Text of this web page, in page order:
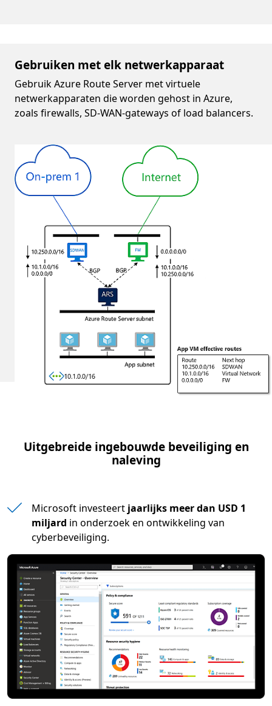
Gebruiken met elk netwerkapparaat
Gebruik Azure Route Server met virtuele
netwerkapparaten die worden gehost in Azure,
zoals firewalls, SD-WAN-gateways of load balancers.
Uitgebreide ingebouwde beveiliging en
naleving
Microsoft investeert jaarlijks meer dan USD 1
miljard in onderzoek en ontwikkeling van
cyberbeveiliging.